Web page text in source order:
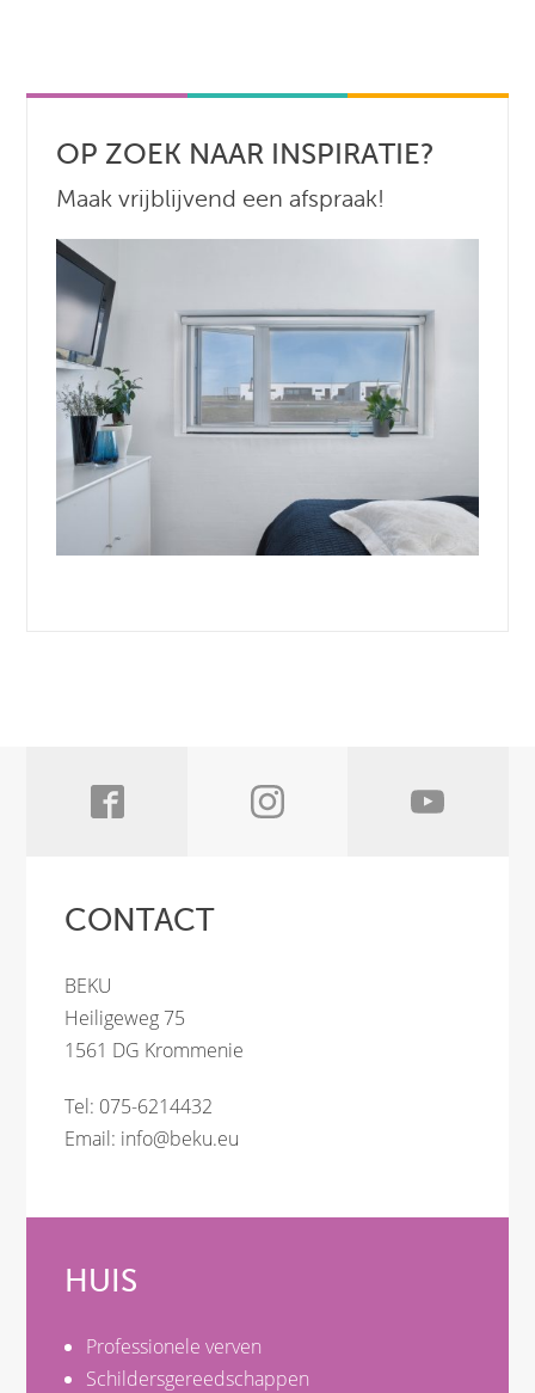
OP ZOEK NAAR INSPIRATIE?
Maak vrijblijvend een afspraak!
CONTACT
BEKU
Heiligeweg 75
1561 DG Krommenie
Tel: 075-6214432
Email: info@beku.eu
HUIS
Professionele verven
Schildersgereedschappen